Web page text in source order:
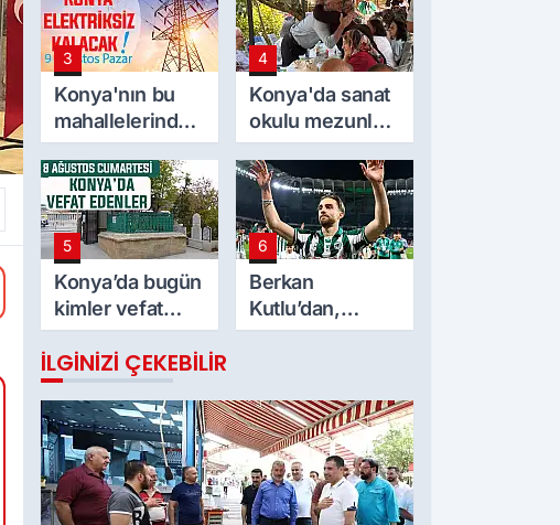
bölünmüş yol
oluyor
3
Konya'nın bu
mahallelerinde
elektrik
olmayacak! 9
Ağustos Pazar
4
Konya'da sanat
okulu mezunları
yarım asır sonra
bir araya geldi
5
Konya’da bugün
kimler vefat
etti? 8 Ağustos
Cumartesi günü
6
Berkan
Kutlu’dan,
Konyaspor’a
İLGINIZI ÇEKEBILIR